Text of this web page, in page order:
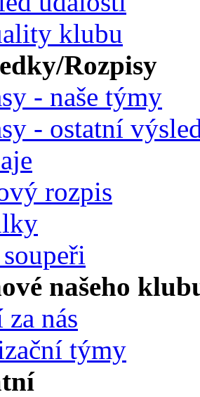
klubu
Rozpisy
- naše týmy
- ostatní
rozpis
našeho
nás
týmy